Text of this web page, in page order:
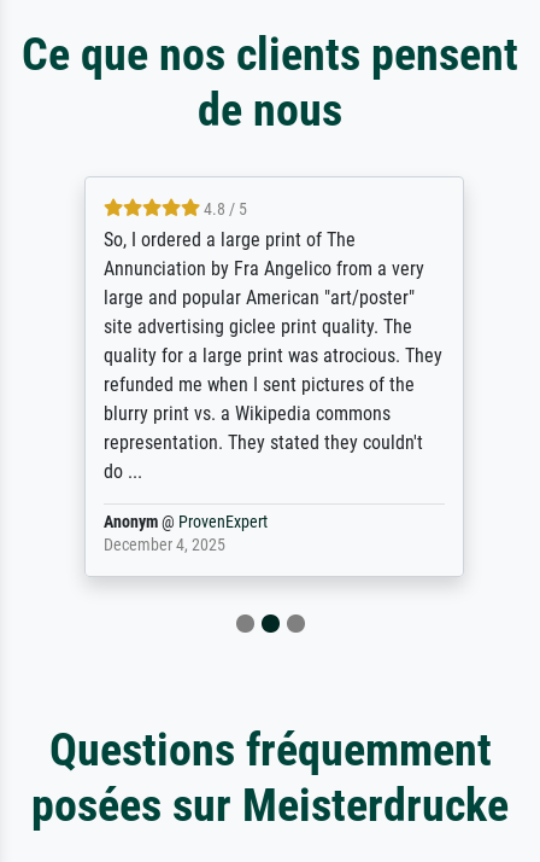
Ce que nos clients pensent
de nous
4.8 / 5
So, I ordered a large print of The
Annunciation by Fra Angelico from a very
large and popular American "art/poster"
site advertising giclee print quality. The
quality for a large print was atrocious. They
refunded me when I sent pictures of the
blurry print vs. a Wikipedia commons
representation. They stated they couldn't
do ...
Anonym@ ProvenExpert
December 4, 2025
Questions fréquemment
posées sur Meisterdrucke